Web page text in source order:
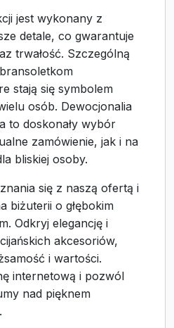
jest wykonany z
detale, co gwarantuje
trwałość. Szczególną
stają się symbolem
osób. Dewocjonalia
to doskonały wybór
zamówienie, jak i na
bliskiej osoby.
się z naszą ofertą i
biżuterii o głębokim
Odkryj elegancję i
akcesoriów,
i wartości.
internetową i pozwól
nad pięknem